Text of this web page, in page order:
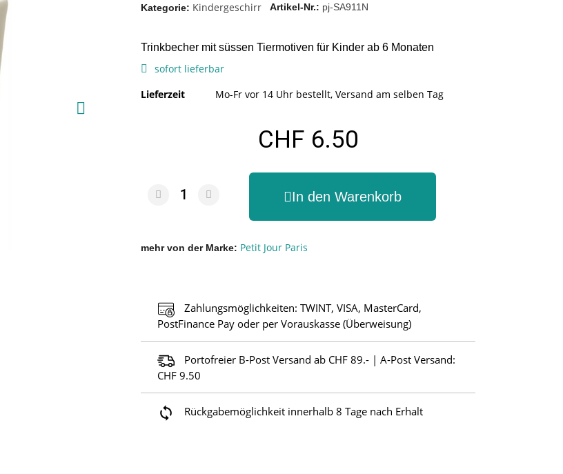
Kategorie Kindergeschirr Artikel-Nr. pj-SA911N
Trinkbecher mit süssen Tiermotiven für Kinder ab 6 Monaten
sofort lieferbar
Lieferzeit
Mo-Fr vor 14 Uhr bestellt, Versand am selben Tag
CHF 6.50
In den Warenkorb
mehr von der Marke Petit Jour Paris
Zahlungsmöglichkeiten: TWINT, VISA, MasterCard,
PostFinance Pay oder per Vorauskasse (Überweisung)
Portofreier B-Post Versand ab CHF 89.- | A-Post Versand:
CHF 9.50
Rückgabemöglichkeit innerhalb 8 Tage nach Erhalt